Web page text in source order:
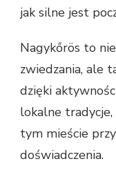
jak silne jest
Nagykőrös to
zwiedzania, ale
dzięki
lokalne
tym mieście
doświadczenia.